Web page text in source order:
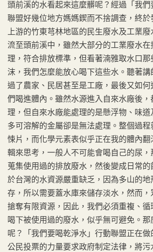
頭前溪的水看起來這麼髒呢？經過「我
聯盟好幾位地方媽媽鍥而不捨調查，終於
上游的竹東芎林地區的民生廢水及工業
流至頭前溪中，雖然大部分的工業廢水在
理，符合排放標準，但看著湳雅取水口
沫，我們怎麼能放心喝下這些水。聽著講
過了農家、民居甚至是工廠，最後又如
們喝進體內。雖然水源進入自來水廠後，
理，但自來水廠能處理的是懸浮物、味道
多可溶解的金屬卻是無法處理。整個過
悚片，而化學元素表似乎正在我的體內
輯來思考，一般人不可能會喝自己的尿
蒐集使用過的排放廢水，然後變成日常
於台灣的水資源嚴重缺乏，因為多山的地
存，所以需要蓋水庫來儲存淡水，然而，
搶奪有限資源，因此，我們必須重複、循
喝下被使用過的廢水，似乎無可避免。
呢？「我們要喝乾淨水」行動聯盟正在
公民投票的力量要求政府制定法律，將污